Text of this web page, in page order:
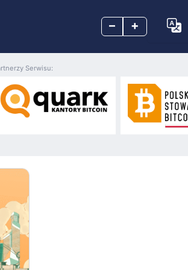
– +
Serwisu: